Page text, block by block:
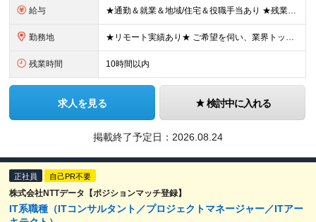
給与 ★通勤＆就業＆地域/住宅＆役職手当あり ★残業代は全額支給 ★選べる給与制度あり！ ★東京・神奈川・千葉・埼玉勤務の場合 月給23.5万円～55万円＋諸手当 （残業代は全額支給） (20,000円の
勤務地 ★リモート実績あり★ ご希望を伺い、業界トップクラス約7,000件の取引事業所数、90,000件以上のプロジェクトから検討をいたします。 全国の取引先での就業となります（沖縄を除く） ※勤務地
残業時間 10時間以内
求人を見る 検討中に入れる
掲載終了予定日： 2026.08.24
正社員 自己PR不要
株式会社NTTデータ【ポジションマッチ登録】
IT系職種（ITコンサルタント／プロジェクトマネージャー／ITアー